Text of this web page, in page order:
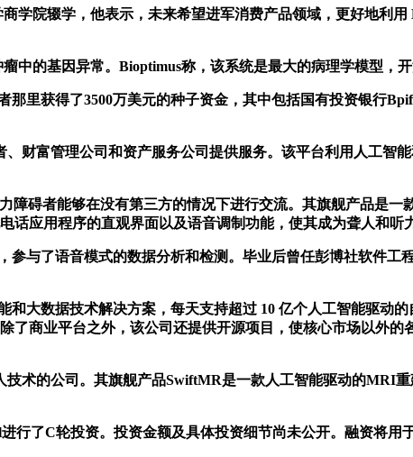
院辍学，他表示，未来希望进军消费产品领域，更好地利
的基因异常。Bioptimus称，该系统是最大的病理学模型，开
获得了3500万美元的种子资金，其中包括国有投资银行
富管理公司和资产服务公司提供服务。该平台利用人工智
碍者能够在没有第三方的情况下进行交流。其旗舰产品是一
应用程序的直观界面以及语音调制功能，使其成为聋人和听
与了语音模式的数据分析和检测。毕业后曾任彭博社软件工
数据技术解决方案，每天支持超过 10 亿个人工智能驱动的
商业平台之外，该公司还提供开源项目，使核心市场以外的
术的公司。其旗舰产品SwiftMR是一款人工智能驱动的MRI
了C轮投资。投资金额及具体投资细节尚未公开。融资将用